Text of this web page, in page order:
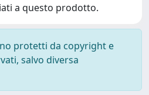
a questo prodotto.
protetti da copyright e
salvo diversa